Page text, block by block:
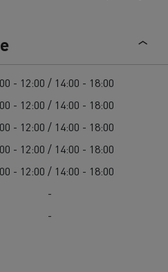
- 12:00 / 14:00 - 18:00
- 12:00 / 14:00 - 18:00
- 12:00 / 14:00 - 18:00
- 12:00 / 14:00 - 18:00
- 12:00 / 14:00 - 18:00
-
-